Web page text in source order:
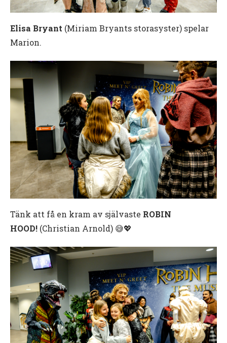
Elisa Bryant (Miriam Bryants storasyster) spelar
Marion.
Tänk att få en kram av självaste ROBIN
HOOD! (Christian Arnold) 😅💖